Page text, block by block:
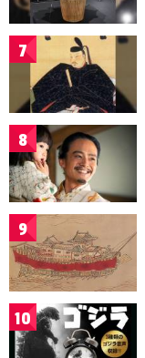
7
8
9
10